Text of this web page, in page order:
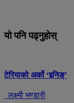
यो पनि पढ्नुहोस्
टेरियाको अर्को ‘इनिङ्’
लक्ष्मी भण्डारी